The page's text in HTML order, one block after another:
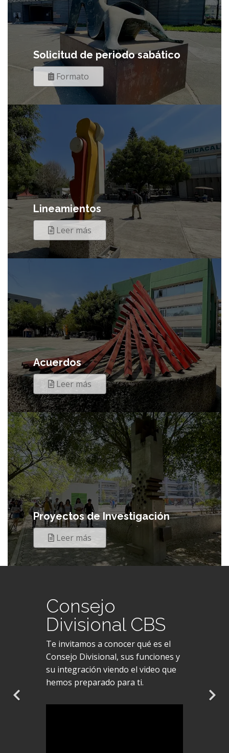
Solicitud de periodo sabático
Formato
Lineamientos
Leer más
Acuerdos
Leer más
Proyectos de Investigación
Leer más
Consejo
Divisional CBS
Te invitamos a conocer qué es el
Consejo Divisional, sus funciones y
su integración viendo el video que
hemos preparado para ti.